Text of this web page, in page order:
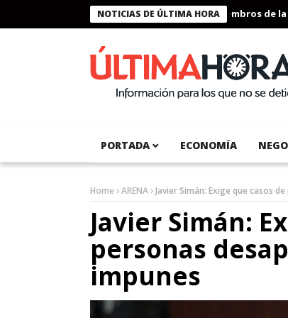
NOTICIAS DE ÚLTIMA HORA
Presidente Bukele condecora a miembros de la
PORTADA ECONOMÍA
Home ARENA Javier Simán: Exige que casos
Javier Simán:
personas
impunes